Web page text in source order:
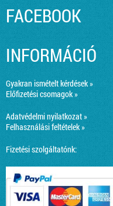
FACEBOOK
INFORMÁCIÓ
Gyakran ismételt kérdések »
Előfizetési csomagok »
Adatvédelmi nyilatkozat »
Felhasználási feltételek »
Fizetési szolgáltatónk: